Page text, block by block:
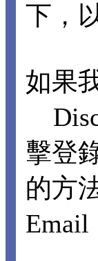
下，
如果
擊登
的方